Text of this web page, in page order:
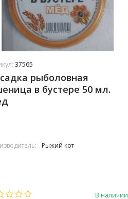
37565
рыболовная
в бустере 50 мл.
Рыжий кот
В наличии